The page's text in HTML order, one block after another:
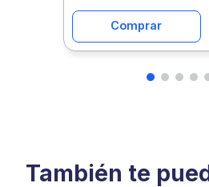
Comprar
También te